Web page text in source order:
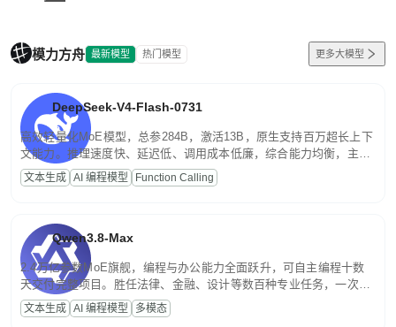
模力方舟 最新模型 热门模型 更多大模型
DeepSeek-V4-Flash-0731
高效轻量化MoE模型，总参284B，激活13B，原生支持百万超长上下
文能力。推理速度快、延迟低、调用成本低廉，综合能力均衡，主打
高并发、轻量化任务，适合日常对话、内容创作、基础 RAG、批量
文案处理等普惠刚需场景。
文本生成 AI 编程模型 Function Calling
Qwen3.8-Max
2.4万亿参数MoE旗舰，编程与办公能力全面跃升，可自主编程十数
天交付完整项目。胜任法律、金融、设计等数百种专业任务，一次对
话端到端交付生产级成果。原生视觉理解贯穿规划、执行与验证全流
程，支持超长文档与长视频的深度语义解析。长程任务中自主规划与
文本生成 AI 编程模型 多模态